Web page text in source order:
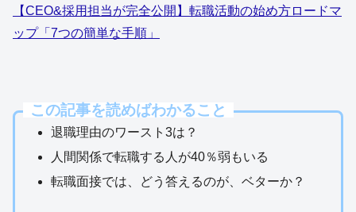
【CEO&採用担当が完全公開】転職活動の始め方ロードマ
ップ「7つの簡単な手順」
この記事を読めばわかること
退職理由のワースト3は？
人間関係で転職する人が40％弱もいる
転職面接では、どう答えるのが、ベターか？